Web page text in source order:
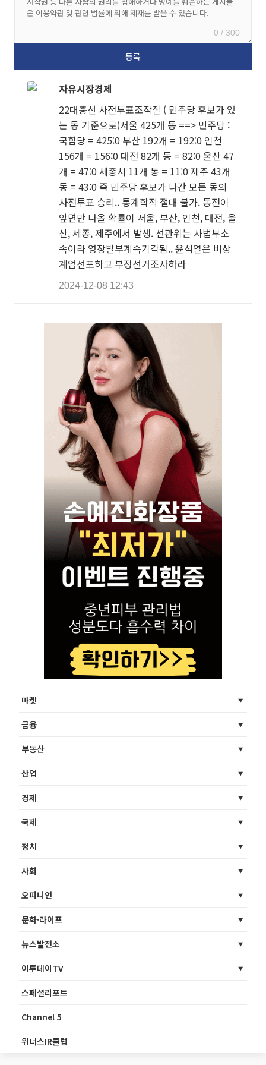
0 / 300
자유시장경제
22대총선 사전투표조작질 ( 민주당 후보가 있
는 동 기준으로)서울 425개 동 ==> 민주당 :
국힘당 = 425:0 부산 192개 = 192:0 인천
156개 = 156:0 대전 82개 동 = 82:0 울산 47
개 = 47:0 세종시 11개 동 = 11:0 제주 43개
동 = 43:0 즉 민주당 후보가 나간 모든 동의
사전투표 승리.. 통계학적 절대 불가. 동전이
앞면만 나올 확률이 서울, 부산, 인천, 대전, 울
산, 세종, 제주에서 발생. 선관위는 사법부소
속이라 영장발부계속기각됨.. 윤석열은 비상
계엄선포하고 부정선거조사하라
2024-12-08 12:43
마켓
금융
부동산
산업
경제
국제
정치
사회
오피니언
문화·라이프
뉴스발전소
이투데이TV
스페셜리포트
Channel 5
위너스IR클럽